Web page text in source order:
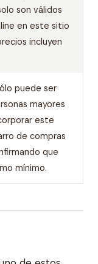
son válidos
en este sitio
incluyen
puede ser
mayores
este
de compras
que
mínimo.